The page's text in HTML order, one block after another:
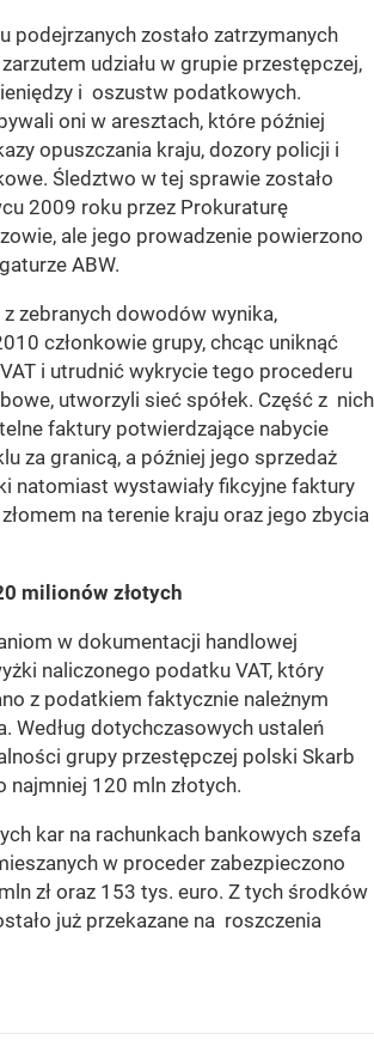
podejrzanych zostało zatrzymanych
udziału w grupie przestępczej,
i oszustw podatkowych.
oni w aresztach, które później
opuszczania kraju, dozory policji i
Śledztwo w tej sprawie zostało
2009 roku przez Prokuraturę
ale jego prowadzenie powierzono
ABW.
z zebranych dowodów wynika,
członkowie grupy, chcąc uniknąć
i utrudnić wykrycie tego procederu
utworzyli sieć spółek. Część z nich
faktury potwierdzające nabycie
za granicą, a później jego sprzedaż
natomiast wystawiały fikcyjne faktury
na terenie kraju oraz jego zbycia
milionów złotych
w dokumentacji handlowej
naliczonego podatku VAT, który
z podatkiem faktycznie należnym
Według dotychczasowych ustaleń
grupy przestępczej polski Skarb
najmniej 120 mln złotych.
kar na rachunkach bankowych szefa
w proceder zabezpieczono
zł oraz 153 tys. euro. Z tych środków
już przekazane na roszczenia